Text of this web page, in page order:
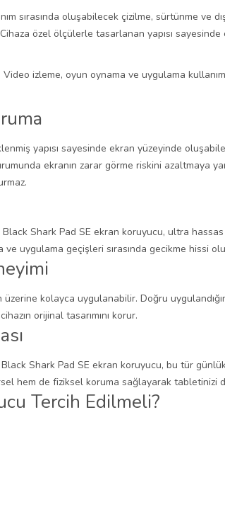
sırasında oluşabilecek çizilme, sürtünme ve
özel ölçülerle tasarlanan yapısı
izleme, oyun oynama ve uygulama kullanımı
yapısı sayesinde ekran yüzeyinde
ekranın zarar görme riskini azaltmaya
Shark Pad SE ekran koruyucu, ultra
ve uygulama geçişleri sırasında gecikme hissi
kolayca uygulanabilir. Doğru
orijinal tasarımını korur.
Shark Pad SE ekran koruyucu, bu tür
hem de fiziksel koruma sağlayarak tabletinizi
Tercih Edilmeli?